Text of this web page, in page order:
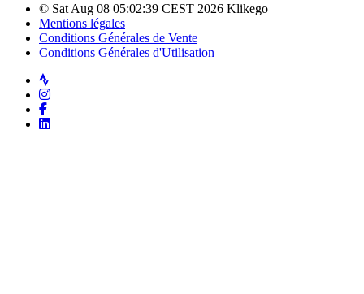
© Sat Aug 08 05:02:39 CEST 2026 Klikego
Mentions légales
Conditions Générales de Vente
Conditions Générales d'Utilisation
Strava
Instagram
Facebook
LinkedIn